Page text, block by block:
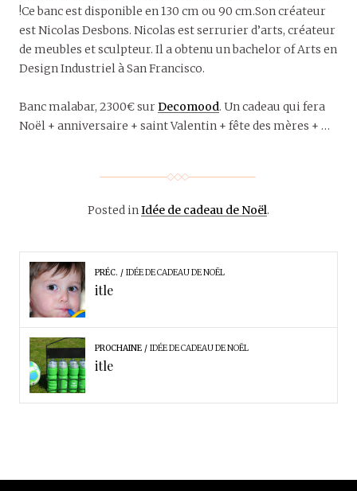
!Ce banc est disponible en 130 cm ou 90 cm.Son créateur
est Nicolas Desbons. Nicolas est serrurier d’arts, créateur
de meubles et sculpteur. Il a obtenu un bachelor of Arts en
Design Industriel à San Francisco.
Banc malabar, 2300€ surDecomood. Un cadeau qui fera
Noël + anniversaire + saint Valentin + fête des mères + …
Posted inIdée de cadeau de Noël.
PRÉC. IDÉE DE CADEAU DE NOËL
itle
PROCHAINE IDÉE DE CADEAU DE NOËL
itle